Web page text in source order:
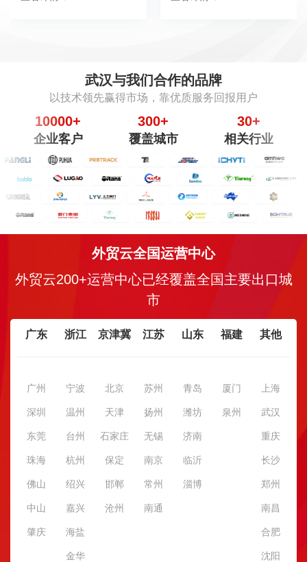
武汉与我们合作的品牌
以技术领先赢得市场，靠优质服务回报用户
10000+
企业客户
300+
覆盖城市
30+
相关行业
外贸云全国运营中心
外贸云200+运营中心已经覆盖全国主要出口城
市
广东
广州
深圳
东莞
珠海
佛山
中山
肇庆
浙江
宁波
温州
台州
杭州
绍兴
嘉兴
海盐
金华
京津冀
北京
天津
石家庄
保定
邯郸
沧州
江苏
苏州
扬州
无锡
南京
常州
南通
山东
青岛
潍坊
济南
临沂
淄博
福建
厦门
泉州
其他
上海
武汉
重庆
长沙
郑州
南昌
合肥
沈阳